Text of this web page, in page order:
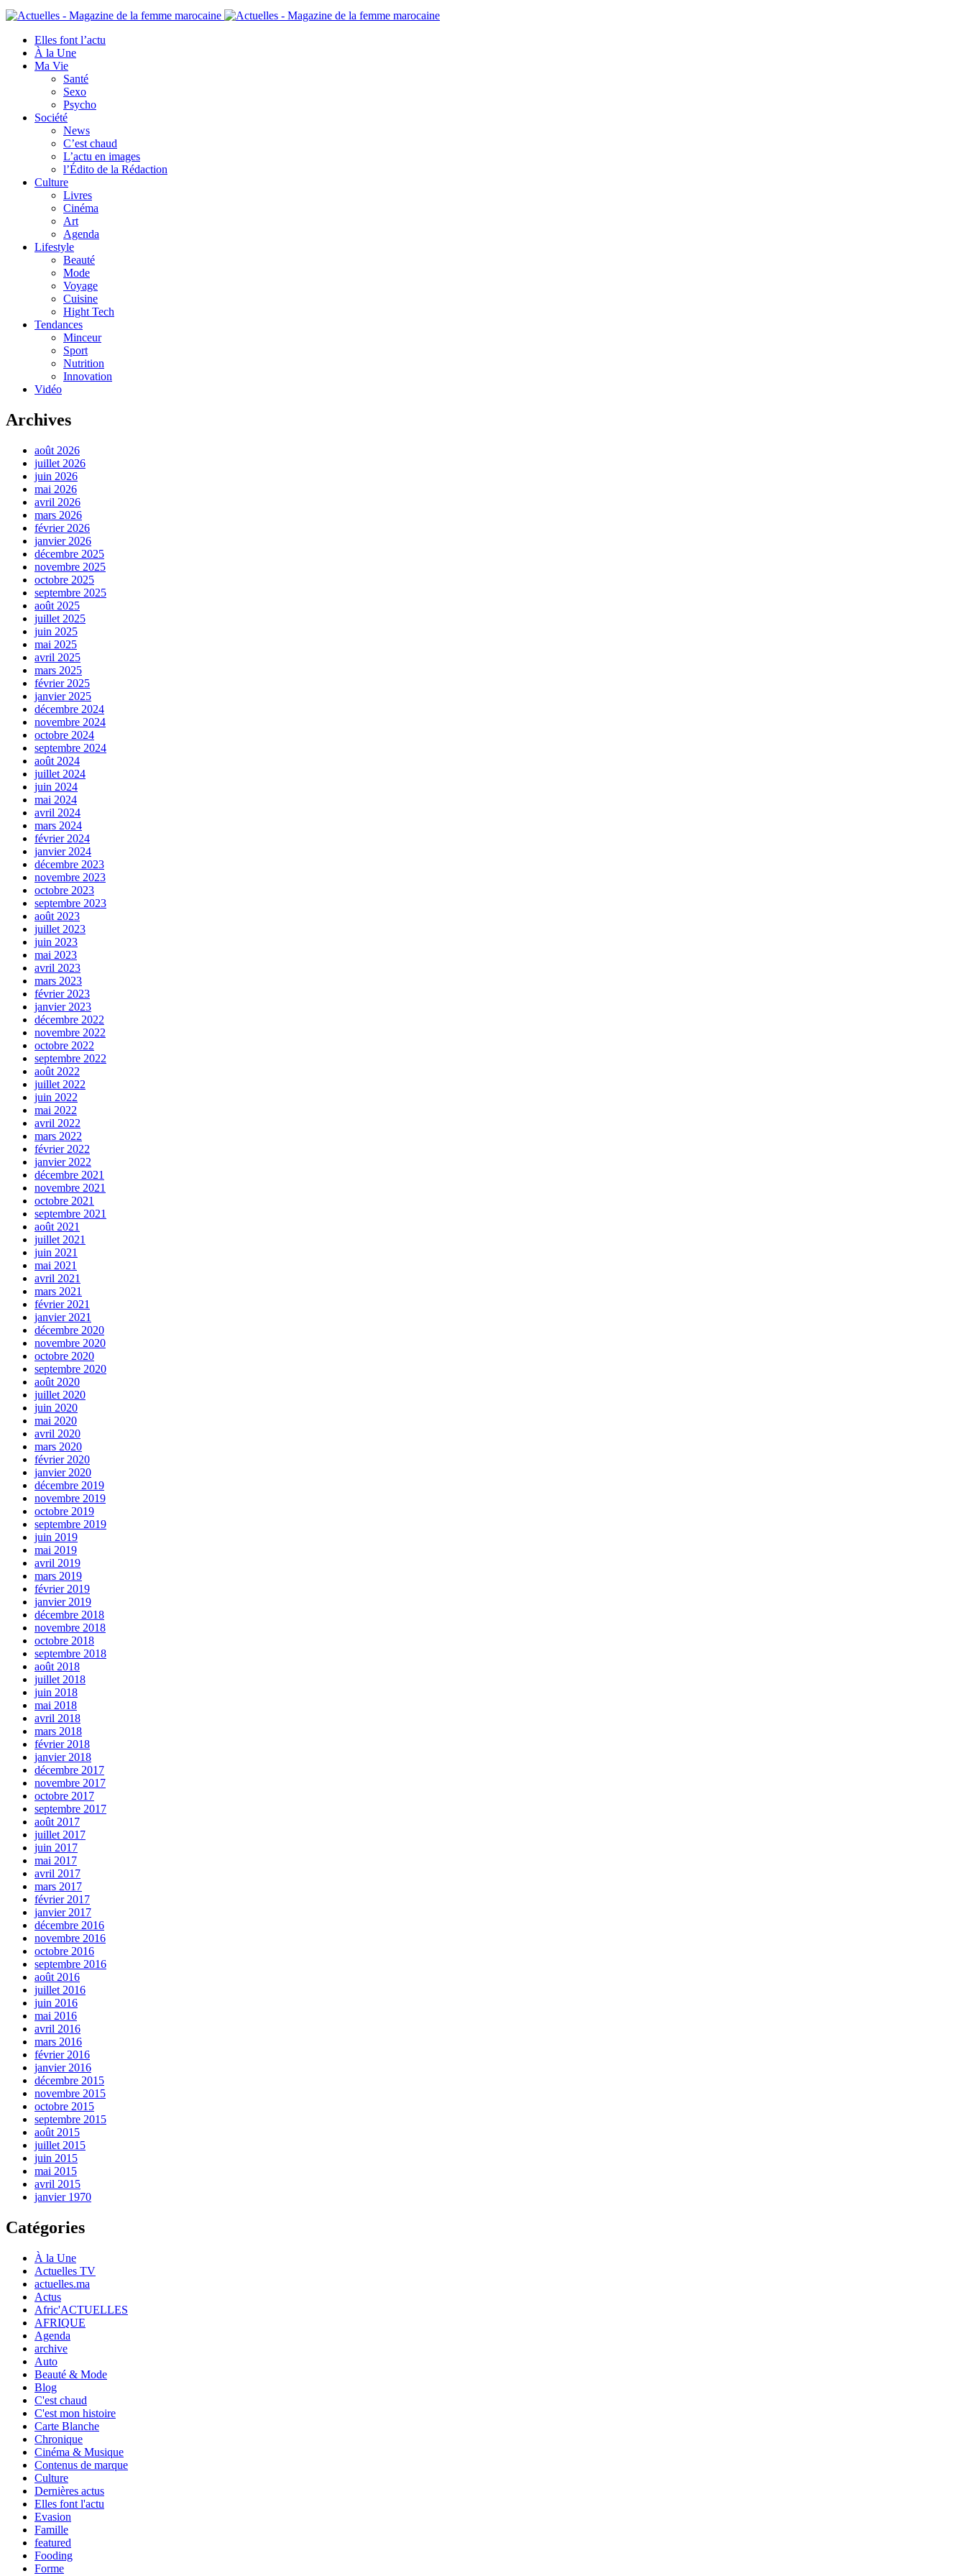
Elles font l’actu
À la Une
Ma Vie
Santé
Sexo
Psycho
Société
News
C’est chaud
L’actu en images
l’Édito de la Rédaction
Culture
Livres
Cinéma
Art
Agenda
Lifestyle
Beauté
Mode
Voyage
Cuisine
Hight Tech
Tendances
Minceur
Sport
Nutrition
Innovation
Vidéo
Archives
août 2026
juillet 2026
juin 2026
mai 2026
avril 2026
mars 2026
février 2026
janvier 2026
décembre 2025
novembre 2025
octobre 2025
septembre 2025
août 2025
juillet 2025
juin 2025
mai 2025
avril 2025
mars 2025
février 2025
janvier 2025
décembre 2024
novembre 2024
octobre 2024
septembre 2024
août 2024
juillet 2024
juin 2024
mai 2024
avril 2024
mars 2024
février 2024
janvier 2024
décembre 2023
novembre 2023
octobre 2023
septembre 2023
août 2023
juillet 2023
juin 2023
mai 2023
avril 2023
mars 2023
février 2023
janvier 2023
décembre 2022
novembre 2022
octobre 2022
septembre 2022
août 2022
juillet 2022
juin 2022
mai 2022
avril 2022
mars 2022
février 2022
janvier 2022
décembre 2021
novembre 2021
octobre 2021
septembre 2021
août 2021
juillet 2021
juin 2021
mai 2021
avril 2021
mars 2021
février 2021
janvier 2021
décembre 2020
novembre 2020
octobre 2020
septembre 2020
août 2020
juillet 2020
juin 2020
mai 2020
avril 2020
mars 2020
février 2020
janvier 2020
décembre 2019
novembre 2019
octobre 2019
septembre 2019
juin 2019
mai 2019
avril 2019
mars 2019
février 2019
janvier 2019
décembre 2018
novembre 2018
octobre 2018
septembre 2018
août 2018
juillet 2018
juin 2018
mai 2018
avril 2018
mars 2018
février 2018
janvier 2018
décembre 2017
novembre 2017
octobre 2017
septembre 2017
août 2017
juillet 2017
juin 2017
mai 2017
avril 2017
mars 2017
février 2017
janvier 2017
décembre 2016
novembre 2016
octobre 2016
septembre 2016
août 2016
juillet 2016
juin 2016
mai 2016
avril 2016
mars 2016
février 2016
janvier 2016
décembre 2015
novembre 2015
octobre 2015
septembre 2015
août 2015
juillet 2015
juin 2015
mai 2015
avril 2015
janvier 1970
Catégories
À la Une
Actuelles TV
actuelles.ma
Actus
Afric'ACTUELLES
AFRIQUE
Agenda
archive
Auto
Beauté & Mode
Blog
C'est chaud
C'est mon histoire
Carte Blanche
Chronique
Cinéma & Musique
Contenus de marque
Culture
Dernières actus
Elles font l'actu
Evasion
Famille
featured
Fooding
Forme